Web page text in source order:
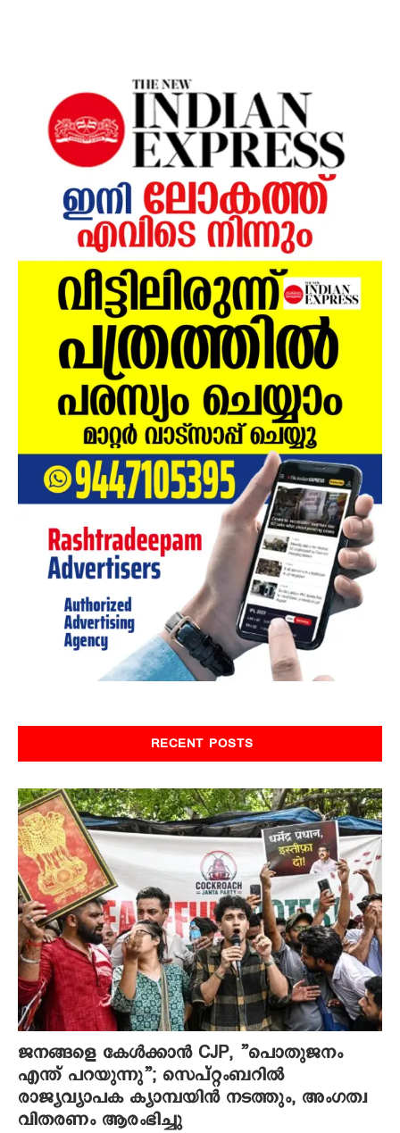
RECENT POSTS
ജനങ്ങളെ കേൾക്കാൻ CJP, ”പൊതുജനം
എന്ത് പറയുന്നു”; സെപ്റ്റംബറിൽ
രാജ്യവ്യാപക ക്യാമ്പയിൻ നടത്തും, അംഗത്വ
വിതരണം ആരംഭിച്ചു